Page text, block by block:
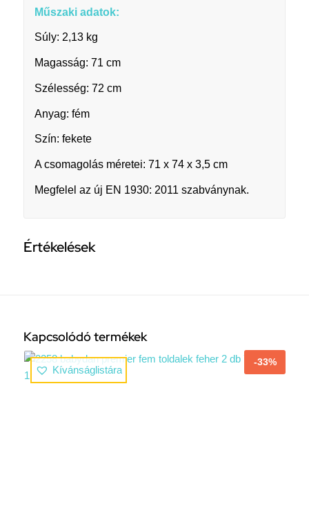
Műszaki adatok:
Súly: 2,13 kg
Magasság: 71 cm
Szélesség: 72 cm
Anyag: fém
Szín: fekete
A csomagolás méretei: 71 x 74 x 3,5 cm
Megfelel az új EN 1930: 2011 szabványnak.
Értékelések
Kapcsolódó termékek
Kívánságlistára
-33%